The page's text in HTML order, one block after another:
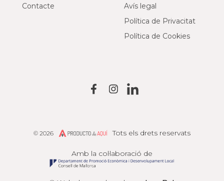
Contacte
Avís legal
Política de Privacitat
Política de Cookies
Amb la col·laboració de
© 2026 Producto de AquíTots els drets reservats